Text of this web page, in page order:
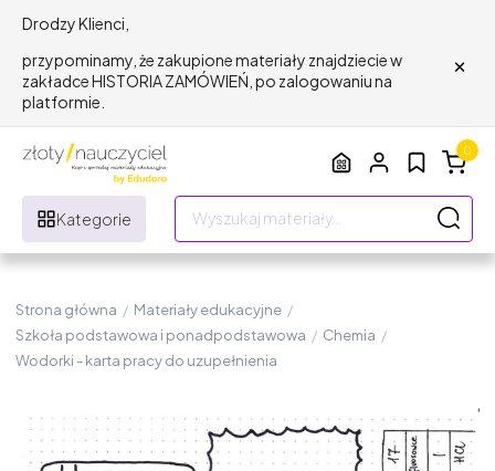
Drodzy Klienci,
przypominamy, że zakupione materiały znajdziecie w
zakładce HISTORIA ZAMÓWIEŃ, po zalogowaniu na
platformie.
×
Kategorie
0
Strona główna / Materiały edukacyjne /
Szkoła podstawowa i ponadpodstawowa / Chemia /
Wodorki - karta pracy do uzupełnienia